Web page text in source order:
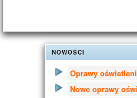
NOWOŚCI
Oprawy
Nowe oprawy